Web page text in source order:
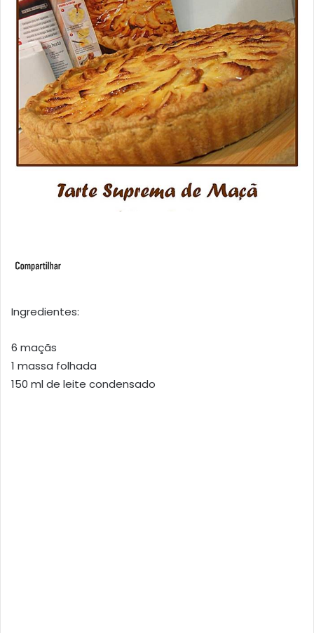
Ingredientes:
6 maçãs
1 massa folhada
150 ml de leite condensado